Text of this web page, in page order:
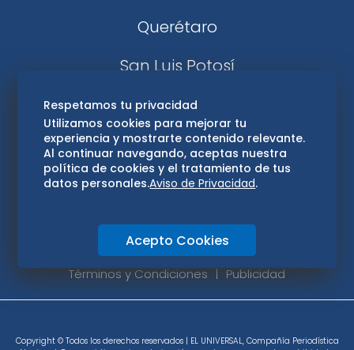
Querétaro
San Luis Potosí
Edomex
Consultas
Hidalgo
Oaxaca
Aviso de privacidad
Directorio
Términos y Condiciones
Publicidad
Copyright © Todos los derechos reservados | EL UNIVERSAL, Compañía Periodística
Respetamos tu privacidad
Utilizamos cookies para mejorar tu
experiencia y mostrarte contenido relevante.
Al continuar navegando, aceptas nuestra
política de cookies y el tratamiento de tus
datos personales.Aviso de Privacidad.
Acepto Cookies